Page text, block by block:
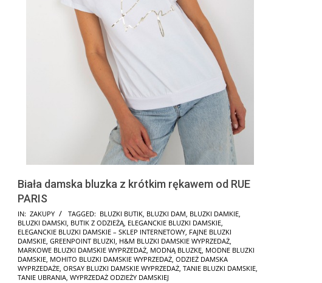
Biała damska bluzka z krótkim rękawem od RUE
PARIS
2025-
12-
04
IN: ZAKUPY TAGGED: BLUZKI BUTIK, BLUZKI DAM, BLUZKI DAMKIE,
BLUZKI DAMSKI, BUTIK Z ODZIEŻĄ, ELEGANCKIE BLUZKI DAMSKIE,
ELEGANCKIE BLUZKI DAMSKIE – SKLEP INTERNETOWY, FAJNE BLUZKI
DAMSKIE, GREENPOINT BLUZKI, H&M BLUZKI DAMSKIE WYPRZEDAŻ,
MARKOWE BLUZKI DAMSKIE WYPRZEDAŻ, MODNĄ BLUZKĘ, MODNE BLUZKI
DAMSKIE, MOHITO BLUZKI DAMSKIE WYPRZEDAŻ, ODZIEŻ DAMSKA
WYPRZEDAŻE, ORSAY BLUZKI DAMSKIE WYPRZEDAŻ, TANIE BLUZKI DAMSKIE,
TANIE UBRANIA, WYPRZEDAŻ ODZIEŻY DAMSKIEJ